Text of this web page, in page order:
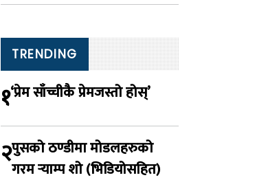
TRENDING
१‘प्रेम साँच्चीकै प्रेमजस्तो होस्’
२पुसको ठण्डीमा मोडलहरुको
गरम र्‍याम्प शो (भिडियोसहित)